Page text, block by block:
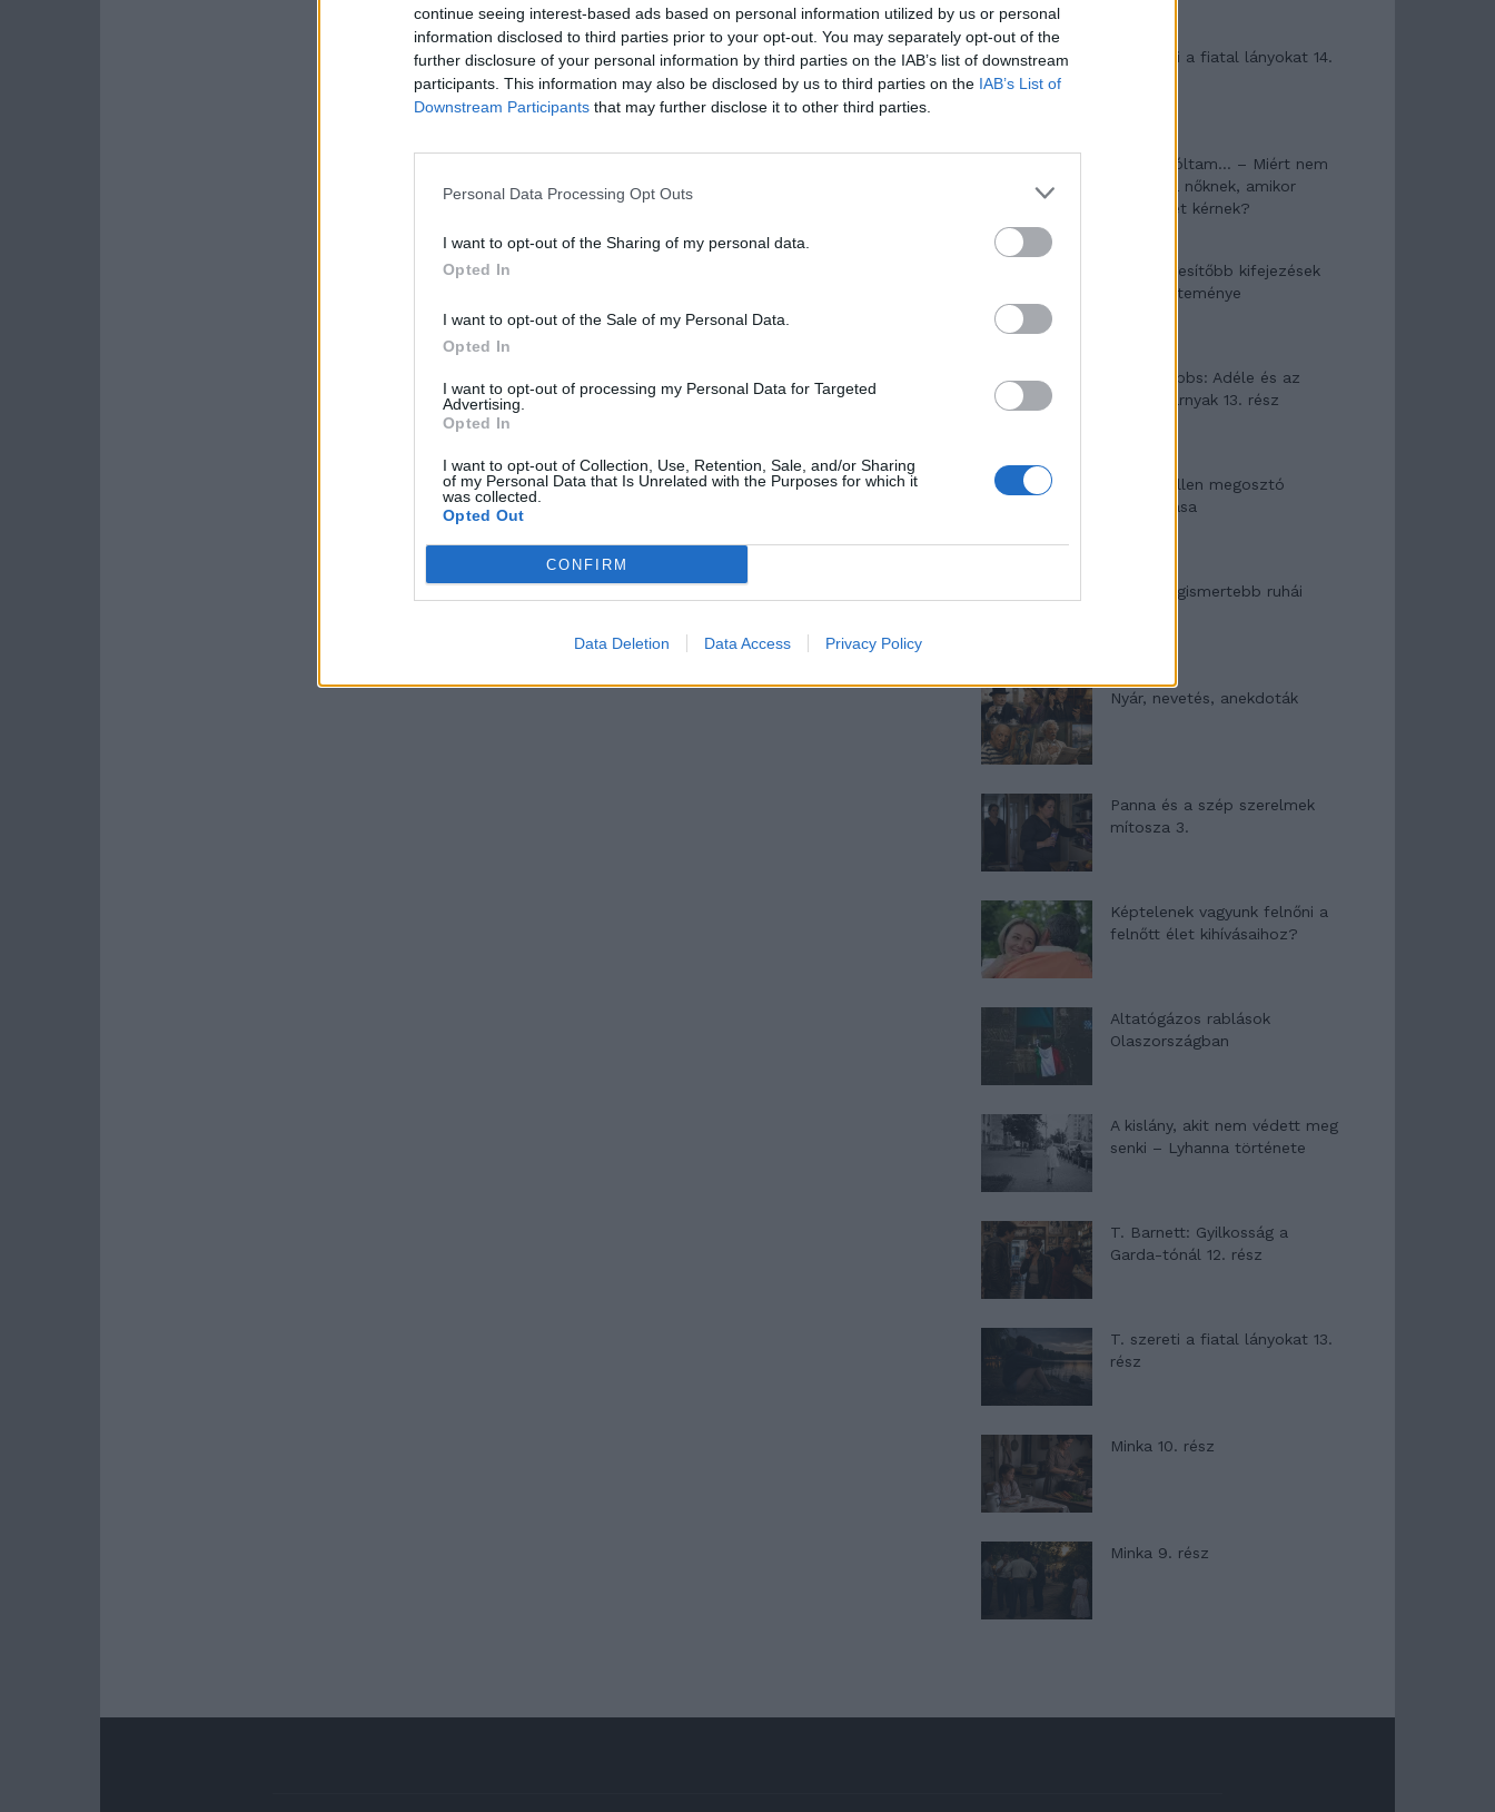
continue seeing interest-based ads based on personal information utilized by us or personal
information disclosed to third parties prior to your opt-out. You may separately opt-out of the
further disclosure of your personal information by third parties on the IAB’s list of downstream
participants. This information may also be disclosed by us to third parties on the IAB’s List of
Downstream Participants that may further disclose it to other third parties.
Personal Data Processing Opt Outs
I want to opt-out of the Sharing of my personal data.
Opted In
I want to opt-out of the Sale of my Personal Data.
Opted In
I want to opt-out of processing my Personal Data for Targeted
Advertising.
Opted In
I want to opt-out of Collection, Use, Retention, Sale, and/or Sharing
of my Personal Data that Is Unrelated with the Purposes for which it
was collected.
Opted Out
CONFIRM
Data Deletion Data Access Privacy Policy
T. szereti a fiatal lányokat 14.
Pedig szóltam… – Miért nem
hiszünk a nőknek, amikor
segítséget kérnek?
A legidegesítőbb kifejezések
laza gyűjteménye
Elyna Robbs: Adéle és az
örökölt árnyak 13. rész
Woody Allen megosztó
zsenialitása
A világ legismertebb ruhái
Nyár, nevetés, anekdoták
Panna és a szép szerelmek
mítosza 3.
Képtelenek vagyunk felnőni a
felnőtt élet kihívásaihoz?
Altatógázos rablások
Olaszországban
A kislány, akit nem védett meg
senki – Lyhanna története
T. Barnett: Gyilkosság a
Garda-tónál 12. rész
T. szereti a fiatal lányokat 13.
rész
Minka 10. rész
Minka 9. rész